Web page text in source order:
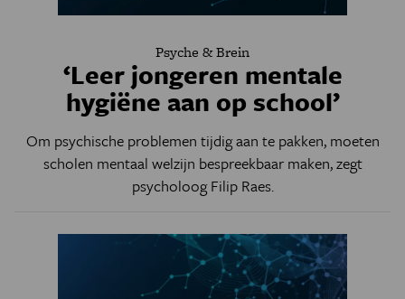
Psyche & Brein
‘Leer jongeren mentale
hygiëne aan op school’
Om psychische problemen tijdig aan te pakken, moeten
scholen mentaal welzijn bespreekbaar maken, zegt
psycholoog Filip Raes.